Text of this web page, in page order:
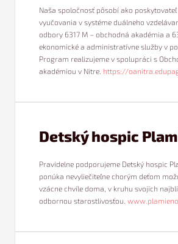
Naša spoločnosť pôsobí ako
vyučovania v systéme duálneho
odbory 6317 M – obchodná akadémia a
ekonomické a administratívne služby v
Program realizujeme v spolupráci s
akadémiou v Nitre. https://
Detský hospic
Pravidelne podporujeme Detský hospic
ponúka nevyliečiteľne chorým deťom
vzácne chvíle doma, v kruhu svojich
odbornou starostlivosťou.